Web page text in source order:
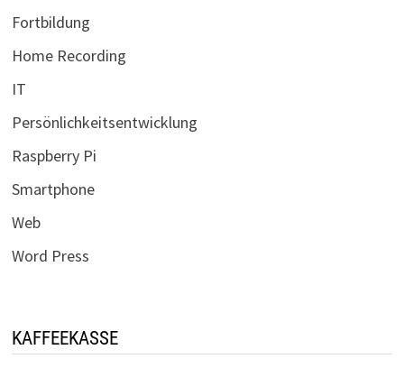
Fortbildung
Home Recording
IT
Persönlichkeitsentwicklung
Raspberry Pi
Smartphone
Web
Word Press
KAFFEEKASSE